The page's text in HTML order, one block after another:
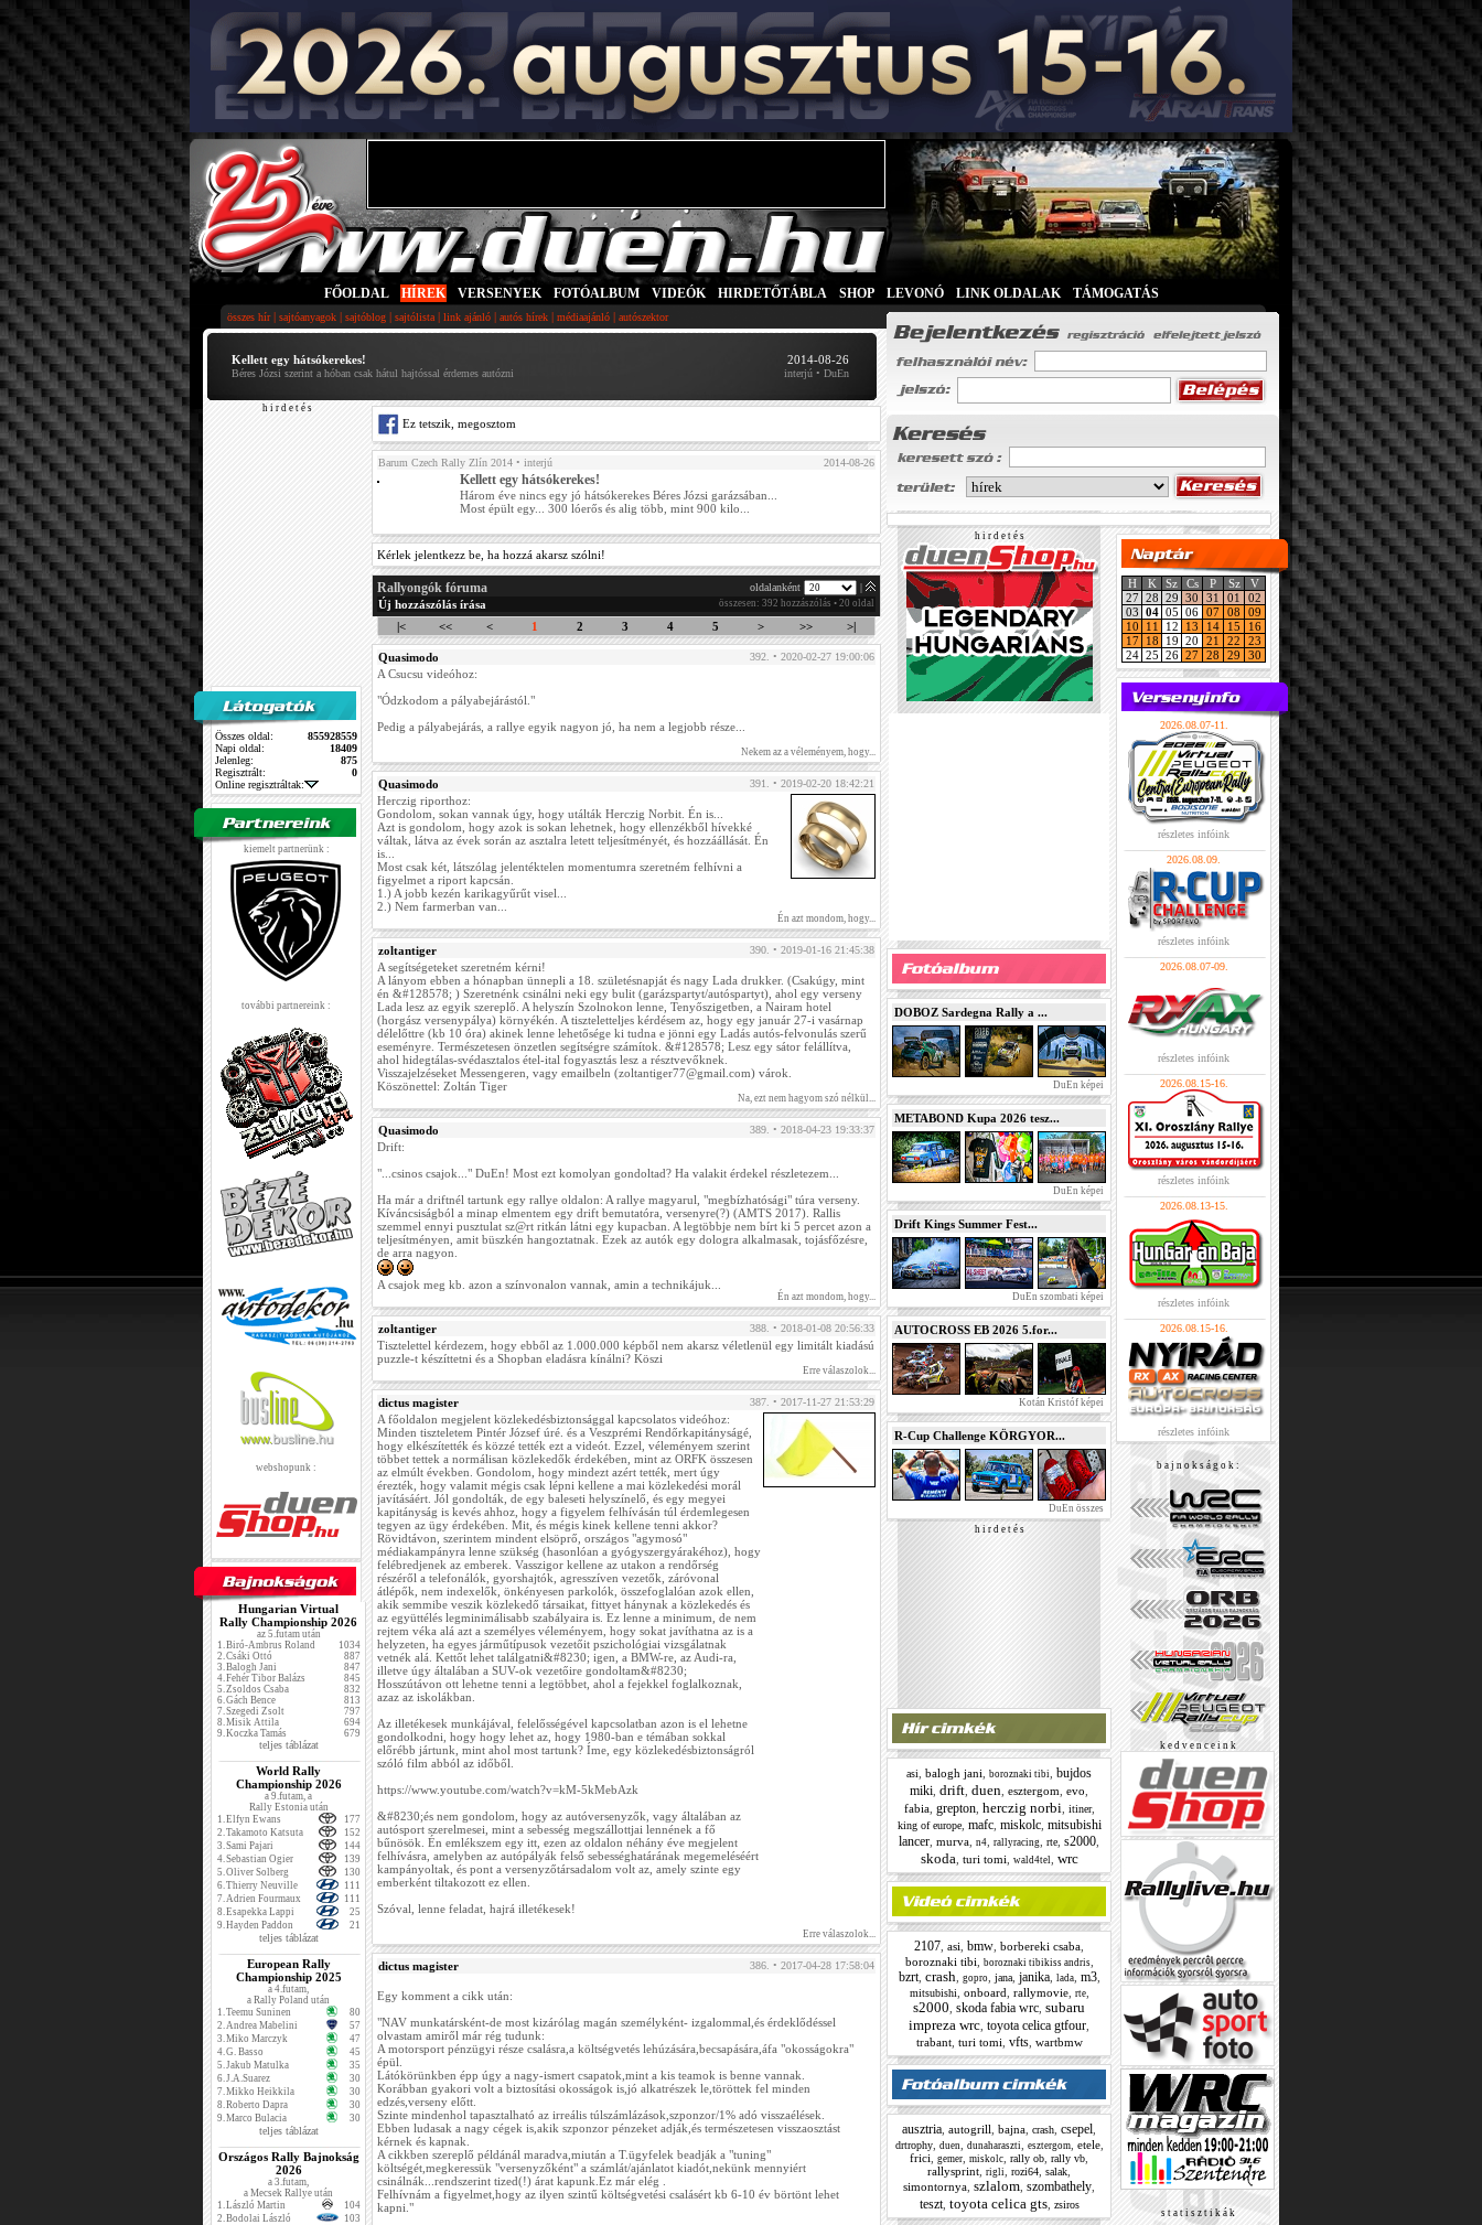
FŐOLDAL HÍREK VERSENYEK FOTÓALBUM VIDEÓK HIRDETŐTÁBLA SHOP LEVONÓ LINK OLDALAK TÁMOGATÁS
összes hír| sajtóanyagok | sajtóblog | sajtólista | link ajánló | autós hírek | médiaajánló | autószektor
Kellett egy hátsókerekes!
Béres Józsi szerint a hóban csak hátul hajtóssal érdemes autózni
2014-08-26
interjú • DuEn
h i r d e t é s
Összes oldal:
855928559
Napi oldal:
18409
Jelenleg:
875
Regisztrált:
0
Online regisztráltak:
kiemelt partnerünk :
további partnereink :
webshopunk :
Hungarian Virtual
Rally Championship 2026
az 5.futam után
1.Biró-Ambrus Roland
1034
2.Csáki Ottó
887
3.Balogh Jani
847
4.Fehér Tibor Balázs
845
5.Zsoldos Csaba
832
6.Gách Bence
813
7.Szegedi Zsolt
797
8.Misik Attila
694
9.Koczka Tamás 679
teljes táblázat
World Rally
Championship 2026
a 9.futam, a
Rally Estonia után
1.Elfyn Ewans
177
2.Takamoto Katsuta
152
3.Sami Pajari
144
4.Sebastian Ogier
139
5.Oliver Solberg
130
6.Thierry Neuville
111
7.Adrien Fourmaux
111
8.Esapekka Lappi
25
9.Hayden Paddon 21
teljes táblázat
European Rally
Championship 2025
a 4.futam,
a Rally Poland után
1.Teemu Suninen
80
2.Andrea Mabelini
57
3.Miko Marczyk
47
4.G. Basso
45
5.Jakub Matulka
35
6.J.A.Suarez
30
7.Mikko Heikkila
30
8.Roberto Dapra
30
9.Marco Bulacia 30
teljes táblázat
Országos Rally Bajnokság
2026
a 3.futam,
a Mecsek Rallye után
1.László Martin
104
2.Bodolai László
103
Ez tetszik, megosztom
Barum Czech Rally Zlín 2014 • interjú 2014-08-26
Kellett egy hátsókerekes!
Három éve nincs egy jó hátsókerekes Béres Józsi garázsában...
Most épült egy... 300 lóerős és alig több, mint 900 kilo...
Kérlek jelentkezz be, ha hozzá akarsz szólni!
Rallyongók fóruma oldalanként
Új hozzászólás írása összesen: 392 hozzászólás • 20 oldal
|< << < 1 2 3 4 5 > >> >|
Quasimodo 392. • 2020-02-27 19:00:06
A Csucsu videóhoz:
"Ódzkodom a pályabejárástól."
Pedig a pályabejárás, a rallye egyik nagyon jó, ha nem a legjobb része...
Nekem az a véleményem, hogy...
Quasimodo 391. • 2019-02-20 18:42:21
Herczig riporthoz:
Gondolom, sokan vannak úgy, hogy utálták Herczig Norbit. Én is...
Azt is gondolom, hogy azok is sokan lehetnek, hogy ellenzékből hívekké
váltak, látva az évek során az asztalra letett teljesítményét, és hozzáállását. Én
is...
Most csak két, látszólag jelentéktelen momentumra szeretném felhívni a
figyelmet a riport kapcsán.
1.) A jobb kezén karikagyűrűt visel...
2.) Nem farmerban van...
Én azt mondom, hogy...
zoltantiger 390. • 2019-01-16 21:45:38
A segítségeteket szeretném kérni!
A lányom ebben a hónapban ünnepli a 18. születésnapját és nagy Lada drukker. (Csakúgy, mint
én &#128578; ) Szeretnénk csinálni neki egy bulit (garázspartyt/autóspartyt), ahol egy verseny
Lada lesz az egyik szereplő. A helyszín Szolnokon lenne, Tenyőszigetben, a Nairam hotel
(horgász versenypálya) környékén. A tiszteletteljes kérdésem az, hogy egy január 27-i vasárnap
délelőttre (kb 10 óra) akinek lenne lehetősége ki tudna e jönni egy Ladás autós-felvonulás szerű
eseményre. Természetesen önzetlen segítségre számítok. &#128578; Lesz egy sátor felállítva,
ahol hidegtálas-svédasztalos étel-ital fogyasztás lesz a résztvevőknek.
Visszajelzéseket Messengeren, vagy emailbeln (zoltantiger77@gmail.com) várok.
Köszönettel: Zoltán Tiger
Na, ezt nem hagyom szó nélkül...
Quasimodo 389. • 2018-04-23 19:33:37
Drift:
"...csinos csajok..." DuEn! Most ezt komolyan gondoltad? Ha valakit érdekel részletezem...
Ha már a driftnél tartunk egy rallye oldalon: A rallye magyarul, "megbízhatósági" túra verseny.
Kíváncsiságból a minap elmentem egy drift bemutatóra, versenyre(?) (AMTS 2017). Rallis
szemmel ennyi pusztulat sz@rt ritkán látni egy kupacban. A legtöbbje nem bírt ki 5 percet azon a
teljesítményen, amit büszkén hangoztatnak. Ezek az autók egy dologra alkalmasak, tojásfőzésre,
de arra nagyon.
A csajok meg kb. azon a színvonalon vannak, amin a technikájuk...
Én azt mondom, hogy...
zoltantiger 388. • 2018-01-08 20:56:33
Tisztelettel kérdezem, hogy ebből az 1.000.000 képből nem akarsz véletlenül egy limitált kiadású
puzzle-t készíttetni és a Shopban eladásra kínálni? Köszi
Erre válaszolok...
dictus magister 387. • 2017-11-27 21:53:29
A főoldalon megjelent közlekedésbiztonsággal kapcsolatos videóhoz:
Minden tiszteletem Pintér József úré. és a Veszprémi Rendőrkapitányságé,
hogy elkészítették és közzé tették ezt a videót. Ezzel, véleményem szerint
többet tettek a normálisan közlekedők érdekében, mint az ORFK összesen
az elmúlt években. Gondolom, hogy mindezt azért tették, mert úgy
érezték, hogy valamit mégis csak lépni kellene a mai közlekedési morál
javításáért. Jól gondolták, de egy baleseti helyszínelő, és egy megyei
kapitányság is kevés ahhoz, hogy a figyelem felhívásán túl érdemlegesen
tegyen az ügy érdekében. Mit, és mégis kinek kellene tenni akkor?
Rövidtávon, szerintem mindent elsöprő, országos "agymosó"
médiakampányra lenne szükség (hasonlóan a gyógyszergyárakéhoz), hogy
felébredjenek az emberek. Vasszigor kellene az utakon a rendőrség
részéről a telefonálók, gyorshajtók, agresszíven vezetők, záróvonal
átlépők, nem indexelők, önkényesen parkolók, összefoglalóan azok ellen,
akik semmibe veszik közlekedő társaikat, fittyet hánynak a közlekedés és
az együttélés legminimálisabb szabályaira is. Ez lenne a minimum, de nem
rejtem véka alá azt a személyes véleményem, hogy sokat javíthatna az is a
helyzeten, ha egyes járműtípusok vezetőit pszichológiai vizsgálatnak
vetnék alá. Kettőt lehet találgatni&#8230; igen, a BMW-re, az Audi-ra,
illetve úgy általában a SUV-ok vezetőire gondoltam&#8230;
Hosszútávon ott lehetne tenni a legtöbbet, ahol a fejekkel foglalkoznak,
azaz az iskolákban.
Az illetékesek munkájával, felelősségével kapcsolatban azon is el lehetne
gondolkodni, hogy hogy lehet az, hogy 1980-ban e témában sokkal
előrébb jártunk, mint ahol most tartunk? Íme, egy közlekedésbiztonságról
szóló film abból az időből.
https://www.youtube.com/watch?v=kM-5kMebAzk
&#8230;és nem gondolom, hogy az autóversenyzők, vagy általában az
autósport szerelmesei, mint a sebesség megszállottjai lennének a fő
bűnösök. Én emlékszem egy itt, ezen az oldalon néhány éve megjelent
felhívásra, amelyben az autópályák felső sebességhatárának megemeléséért
kampányoltak, és pont a versenyzőtársadalom volt az, amely szinte egy
emberként tiltakozott ez ellen.
Szóval, lenne feladat, hajrá illetékesek!
Erre válaszolok...
dictus magister 386. • 2017-04-28 17:58:04
Egy komment a cikk után:
"NAV munkatársként-de most kizárólag magán személyként- izgalommal,és érdeklődéssel
olvastam amiről már rég tudunk:
A motorsport pénzügyi része csalásra,a költségvetés lehúzására,becsapására,áfa "okosságokra"
épül.
Látókörünkben épp úgy a nagy-ismert csapatok,mint a kis teamok is benne vannak.
Korábban gyakori volt a biztosítási okosságok is,jó alkatrészek le,töröttek fel minden
edzés,verseny előtt.
Szinte mindenhol tapasztalható az irreális túlszámlázások,szponzor/1% adó visszaélések.
Ebben ludasak a nagy cégek is,akik szponzor pénzeket adják,és természetesen visszaosztást
kérnek és kapnak.
A cikkben szereplő példánál maradva,miután a T.ügyfelek beadják a "tuning"
költségét,megkeressük "versenyzőként" a számlát/ajánlatot kiadót,nekünk mennyiért
csinálnák...rendszerint tized(!) árat kapunk.Ez már elég .
Felhívnám a figyelmet,hogy az ilyen szintű költségvetési csalásért kb 6-10 év börtönt lehet
kapni."
h i r d e t é s
DOBOZ Sardegna Rally a ...
DuEn képei
METABOND Kupa 2026 tesz...
DuEn képei
Drift Kings Summer Fest...
DuEn szombati képei
AUTOCROSS EB 2026 5.for...
Kotán Kristóf képei
R-Cup Challenge KÖRGYOR...
DuEn összes
h i r d e t é s
asi balogh jani boroznaki tibi bujdos
miki drift duen esztergom evo
fabia, grepton, herczig norbi itiner,
king of europe, mafc, miskolc, mitsubishi
lancer murva n4 rallyracing rte s2000
skoda turi tomi wald4tel wrc
2107 asi bmw borbereki csaba
boroznaki tibi
boroznaki tibikiss andris,
bzrt, crash gopro, jana, janika, lada, m3,
mitsubishi onboard rallymovie, rte,
s2000 skoda fabia wrc subaru
impreza wrc toyota celica gtfour
trabant, turi tomi vfts, wartbmw
ausztria autogrill bajna crash csepel
drtrophy, duen dunaharaszti esztergom, etele,
frici
gemer miskolc rally ob rally vb
rallysprint rigli rozi64 salak
simontornya szlalom szombathely
teszt, toyota celica gts, zsiros
H K Sz Cs P Sz
V
27 28 29 30 31 01
02
03 04 05 06 07 08
09
10
11 12 13 14 15
16
17
18 19 20 21 22
23
24 25 26 27 28 29 30
2026.08.07-11.
részletes infóink
2026.08.09.
részletes infóink
2026.08.07-09.
részletes infóink
2026.08.15-16.
részletes infóink
2026.08.13-15.
részletes infóink
2026.08.15-16.
részletes infóink
b a j n o k s á g o k :
k e d v e n c e i n k
s t a t i s z t i k á k